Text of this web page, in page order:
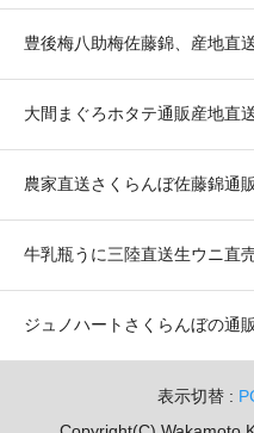
豊後梅八助梅佐藤錦、産地直
大間まぐろホタテ通販産地直
農家直送さくらんぼ佐藤錦通販
牛乳瓶うに三陸直送生ウニ直
ジュノハートさくらんぼの通販
表示切替 :